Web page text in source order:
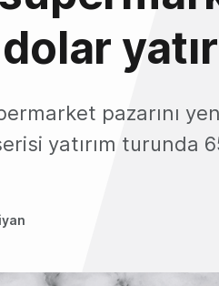
pazarını
yatırım turunda